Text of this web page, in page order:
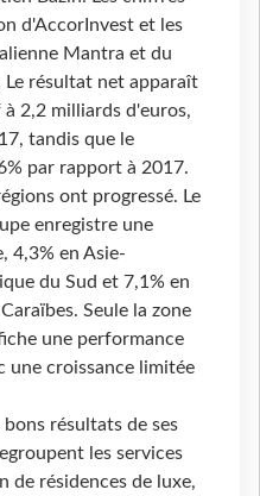
d'AccorInvest et les
Mantra et du
Le résultat net apparaît
2,2 milliards d'euros,
tandis que le
par rapport à 2017.
ont progressé. Le
enregistre une
4,3% en Asie-
du Sud et 7,1% en
Seule la zone
une performance
une croissance limitée
résultats de ses
les services
de résidences de luxe,